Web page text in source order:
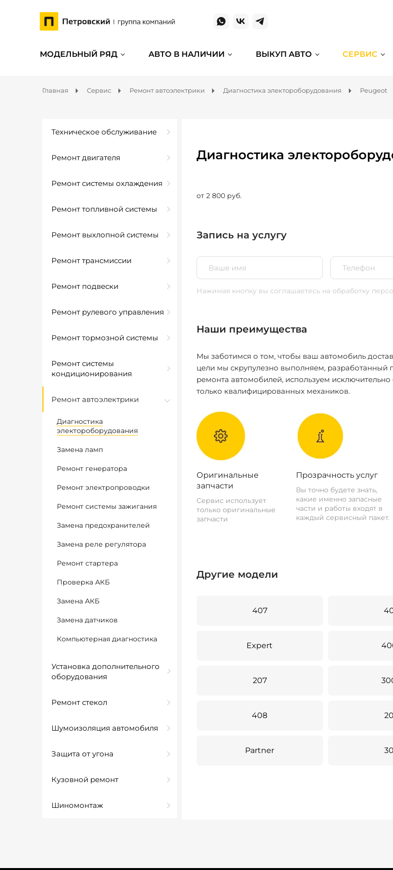
МОДЕЛЬНЫЙ РЯД АВТО В НАЛИЧИИ ВЫКУП АВТО СЕРВИС
Главная Сервис Ремонт автоэлектрики Диагностика электороборудования Peugeot
Техническое обслуживание
Ремонт двигателя
Ремонт системы охлаждения
Ремонт топливной системы
Ремонт выхлопной системы
Ремонт трансмиссии
Ремонт подвески
Ремонт рулевого управления
Ремонт тормозной системы
Ремонт системы
кондиционирования
Ремонт автоэлектрики
Диагностика
электороборудования
Замена ламп
Ремонт генератора
Ремонт электропроводки
Ремонт системы зажигания
Замена предохранителей
Замена реле регулятора
Ремонт стартера
Проверка АКБ
Замена АКБ
Замена датчиков
Компьютерная диагностика
Установка дополнительного
оборудования
Ремонт стекол
Шумоизоляция автомобиля
Защита от угона
Кузовной ремонт
Шиномонтаж
Диагностика
от 2 800 руб.
Запись на услугу
Нажимая кнопку вы соглашаетесь на обработку
Наши преимущества
Мы заботимся о том, чтобы ваш автомобиль
цели мы скрупулезно выполняем, разработанный
ремонта автомобилей, используем
только квалифицированных механиков.
Оригинальные
запчасти
Сервис использует
только оригинальные
запчасти
Прозрачность услуг
Вы точно будете знать,
какие именно запасные
части и работы входят в
каждый сервисный пакет.
Другие модели
407
Expert
207
408
Partner